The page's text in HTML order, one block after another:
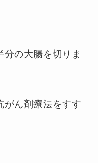
の大腸を切りま
がん剤療法をすす